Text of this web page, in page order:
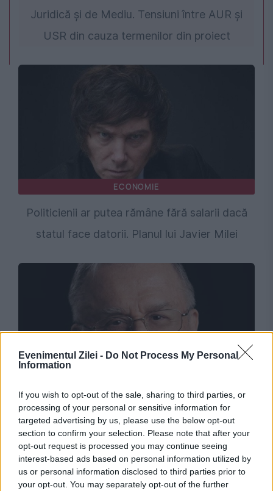
Evenimentul Zilei - Do Not Process My Personal
Information
If you wish to opt-out of the sale, sharing to third parties, or
processing of your personal or sensitive information for
targeted advertising by us, please use the below opt-out
section to confirm your selection. Please note that after your
opt-out request is processed you may continue seeing
interest-based ads based on personal information utilized by
us or personal information disclosed to third parties prior to
your opt-out. You may separately opt-out of the further
Juridică și de Mediu. Tensiuni între AUR și
USR din cauza termenilor din proiect
ECONOMIE
Politicienii ar putea rămâne fără salarii dacă
statul face datorii. Planul lui Javier Milei
La un an de la plecarea dintre noi a
Președintelui Ion Iliescu